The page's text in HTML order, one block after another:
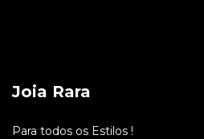
Joia Rara
Para todos os Estilos !